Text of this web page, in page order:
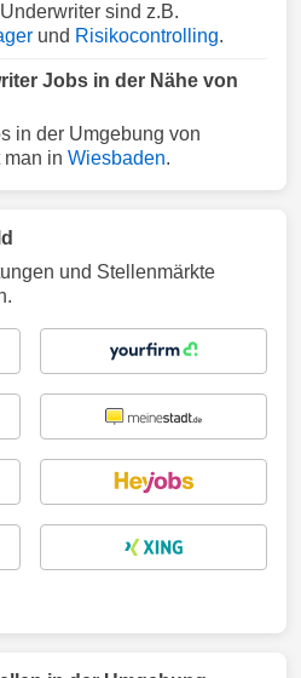
sind z.B.
und Risikocontrolling.
Jobs in der Nähe von
in der Umgebung von
man in Wiesbaden.
und Stellenmärkte